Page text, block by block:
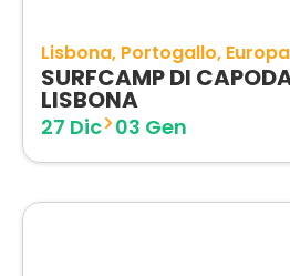
Lisbona Portogallo Europa
SURFCAMP DI
LISBONA
27 Dic 03 Gen